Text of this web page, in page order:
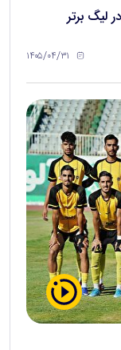
لیگ برتر
۱۴۰۵/۰۴/۳۱